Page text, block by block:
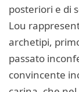
posteriori e di
Lou
archetipi,
passato
convincente